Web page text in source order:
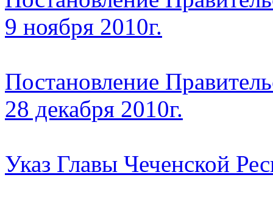
9 ноября 2010г.
Постановление
28 декабря 2010г.
Указ Главы Чеченской